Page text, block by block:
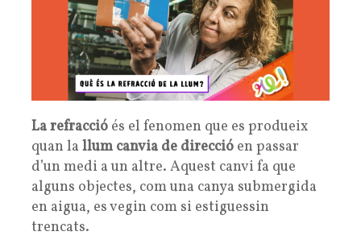
La refracció és el fenomen que es produeix
quan la llum canvia de direcció en passar
d’un medi a un altre. Aquest canvi fa que
alguns objectes, com una canya submergida
en aigua, es vegin com si estiguessin
trencats.